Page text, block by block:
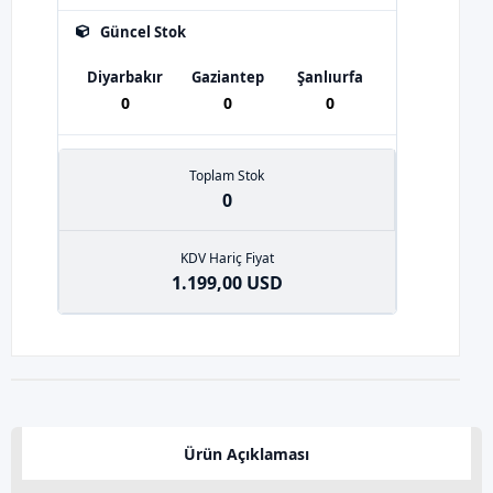
Güncel Stok
Diyarbakır
0
Gaziantep
0
Şanlıurfa
0
Toplam Stok
0
KDV Hariç Fiyat
1.199,00 USD
Ürün Açıklaması